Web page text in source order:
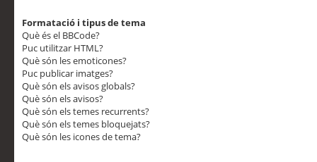
Formatació i tipus de tema
Què és el BBCode?
Puc utilitzar HTML?
Què són les emoticones?
Puc publicar imatges?
Què són els avisos globals?
Què són els avisos?
Què són els temes recurrents?
Què són els temes bloquejats?
Què són les icones de tema?